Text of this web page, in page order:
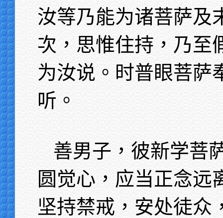
汝等乃能为诸菩萨及
次，思惟住持，乃至
为汝说。时普眼菩萨
听。
善男子，彼新学菩
圆觉心，应当正念远
坚持禁戒，安处徒众